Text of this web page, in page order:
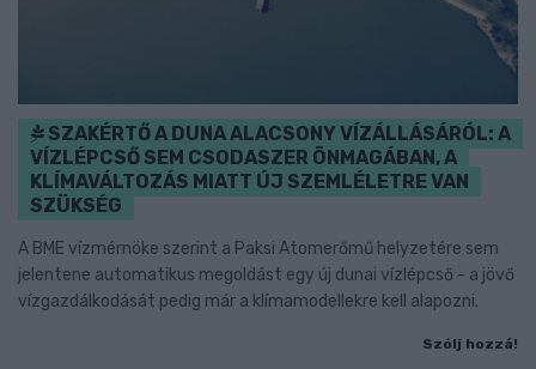
SZAKÉRTŐ A DUNA ALACSONY VÍZÁLLÁSÁRÓL: A
VÍZLÉPCSŐ SEM CSODASZER ÖNMAGÁBAN, A
KLÍMAVÁLTOZÁS MIATT ÚJ SZEMLÉLETRE VAN
SZÜKSÉG
A BME vízmérnöke szerint a Paksi Atomerőmű helyzetére sem
jelentene automatikus megoldást egy új dunai vízlépcső - a jövő
vízgazdálkodását pedig már a klímamodellekre kell alapozni.
Szólj hozzá!